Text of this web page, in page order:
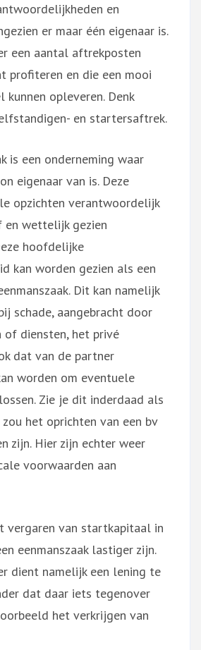
en
er maar één eigenaar is.
een aantal aftrekposten
profiteren en die een mooi
opleveren. Denk
en startersaftrek.
is een onderneming waar
eigenaar van is. Deze
opzichten verantwoordelijk
wettelijk gezien
hoofdelijke
kan worden gezien als een
Dit kan namelijk
schade, aangebracht door
of diensten, het privé
dat van de partner
worden om eventuele
Zie je dit inderdaad als
het oprichten van een bv
zijn. Hier zijn echter weer
voorwaarden aan
vergaren van startkapitaal in
eenmanszaak lastiger zijn.
dient namelijk een lening te
dat daar iets tegenover
het verkrijgen van